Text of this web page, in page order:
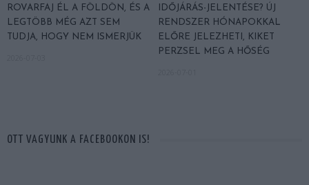
ROVARFAJ ÉL A FÖLDÖN, ÉS A
LEGTÖBB MÉG AZT SEM
TUDJA, HOGY NEM ISMERJÜK
IDŐJÁRÁS-JELENTÉSE? ÚJ
RENDSZER HÓNAPOKKAL
ELŐRE JELEZHETI, KIKET
PERZSEL MEG A HŐSÉG
OTT VAGYUNK A FACEBOOKON IS!